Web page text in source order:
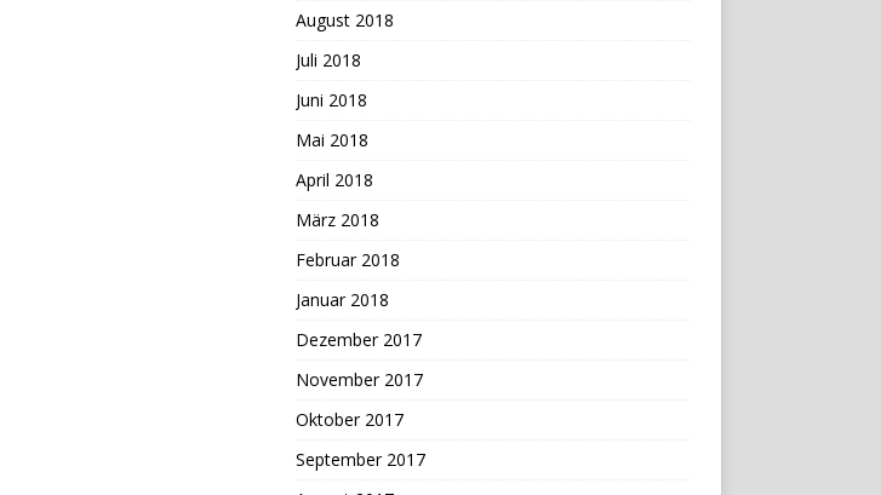
August 2018
Juli 2018
Juni 2018
Mai 2018
April 2018
März 2018
Februar 2018
Januar 2018
Dezember 2017
November 2017
Oktober 2017
September 2017